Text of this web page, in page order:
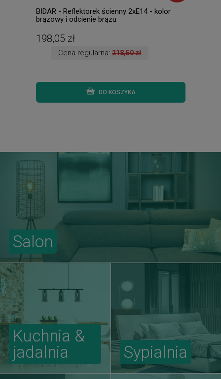
BIDAR - Reflektorek ścienny 2xE14 - kolor
brązowy i odcienie brązu
198,05 zł
Cena regularna:218,50 zł
DO KOSZYKA
Salon
Kuchnia &
jadalnia
Sypialnia